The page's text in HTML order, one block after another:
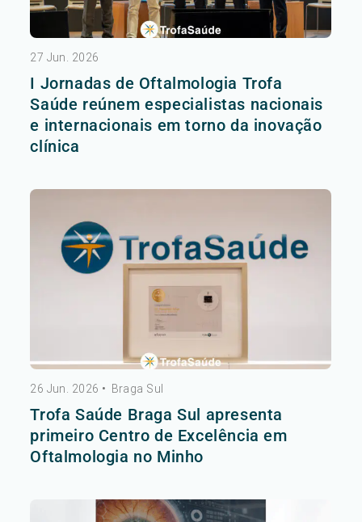
27 Jun. 2026
I Jornadas de Oftalmologia Trofa
Saúde reúnem especialistas nacionais
e internacionais em torno da inovação
clínica
26 Jun. 2026 • Braga Sul
Trofa Saúde Braga Sul apresenta
primeiro Centro de Excelência em
Oftalmologia no Minho